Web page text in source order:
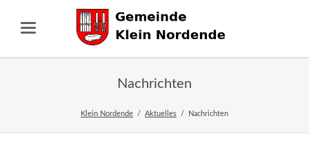
Nachrichten
Klein Nordende Aktuelles Nachrichten